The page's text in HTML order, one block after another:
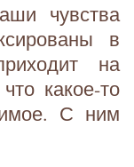
чувства
в
на
какое-то
С ним